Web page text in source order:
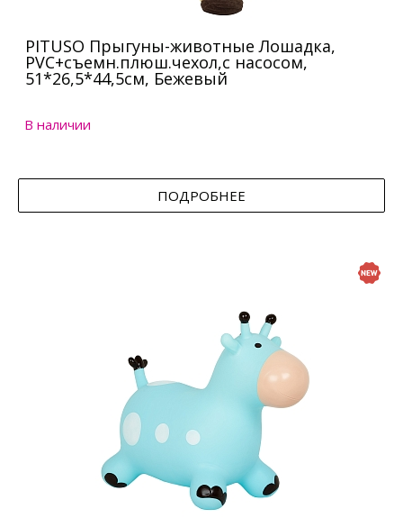
PITUSO Прыгуны-животные Лошадка,
PVC+съемн.плюш.чехол,с насосом,
51*26,5*44,5см, Бежевый
В наличии
ПОДРОБНЕЕ